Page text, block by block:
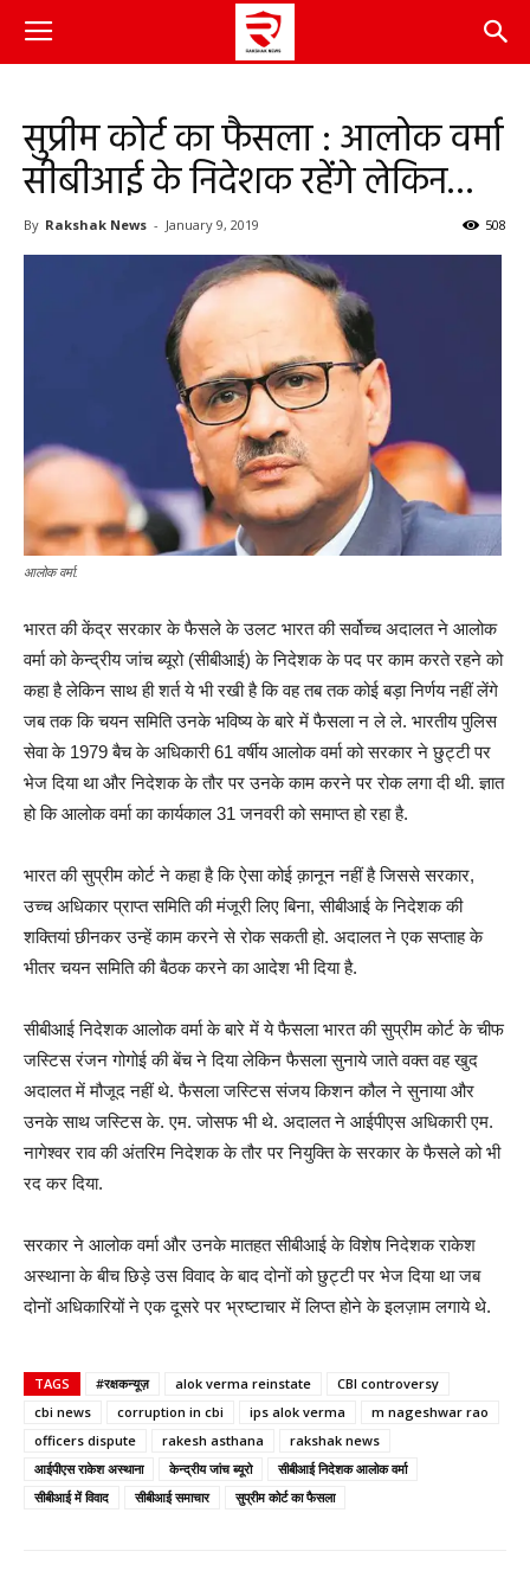
सुप्रीम कोर्ट का फैसला : आलोक वर्मा
सीबीआई के निदेशक रहेंगे लेकिन…
By Rakshak News - January 9, 2019 508
आलोक वर्मा.
भारत की केंद्र सरकार के फैसले के उलट भारत की सर्वोच्च अदालत ने आलोक
वर्मा को केन्द्रीय जांच ब्यूरो (सीबीआई) के निदेशक के पद पर काम करते रहने को
कहा है लेकिन साथ ही शर्त ये भी रखी है कि वह तब तक कोई बड़ा निर्णय नहीं लेंगे
जब तक कि चयन समिति उनके भविष्य के बारे में फैसला न ले ले. भारतीय पुलिस
सेवा के 1979 बैच के अधिकारी 61 वर्षीय आलोक वर्मा को सरकार ने छुट्टी पर
भेज दिया था और निदेशक के तौर पर उनके काम करने पर रोक लगा दी थी. ज्ञात
हो कि आलोक वर्मा का कार्यकाल 31 जनवरी को समाप्त हो रहा है.
भारत की सुप्रीम कोर्ट ने कहा है कि ऐसा कोई क़ानून नहीं है जिससे सरकार,
उच्च अधिकार प्राप्त समिति की मंजूरी लिए बिना, सीबीआई के निदेशक की
शक्तियां छीनकर उन्हें काम करने से रोक सकती हो. अदालत ने एक सप्ताह के
भीतर चयन समिति की बैठक करने का आदेश भी दिया है.
सीबीआई निदेशक आलोक वर्मा के बारे में ये फैसला भारत की सुप्रीम कोर्ट के चीफ
जस्टिस रंजन गोगोई की बेंच ने दिया लेकिन फैसला सुनाये जाते वक्त वह खुद
अदालत में मौजूद नहीं थे. फैसला जस्टिस संजय किशन कौल ने सुनाया और
उनके साथ जस्टिस के. एम. जोसफ भी थे. अदालत ने आईपीएस अधिकारी एम.
नागेश्वर राव की अंतरिम निदेशक के तौर पर नियुक्ति के सरकार के फैसले को भी
रद कर दिया.
सरकार ने आलोक वर्मा और उनके मातहत सीबीआई के विशेष निदेशक राकेश
अस्थाना के बीच छिड़े उस विवाद के बाद दोनों को छुट्टी पर भेज दिया था जब
दोनों अधिकारियों ने एक दूसरे पर भ्रष्टाचार में लिप्त होने के इलज़ाम लगाये थे.
TAGS #रक्षकन्यूज़ alok verma reinstate
CBI controversy
cbi news
corruption in cbi ips alok verma
m nageshwar rao
officers dispute
rakesh asthana
rakshak news
आईपीएस राकेश अस्थाना
केन्द्रीय जांच ब्यूरो
सीबीआई निदेशक आलोक वर्मा
सीबीआई में विवाद
सीबीआई समाचार सुप्रीम कोर्ट का फैसला